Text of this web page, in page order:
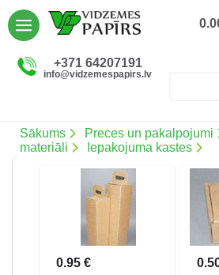
+371 64207191
info@vidzemespapirs.lv
Sākums Preces un pakalpojumi
materiāli
Iepakojuma kastes
0.95 €
AIZVĒRT
Atlaides (12)